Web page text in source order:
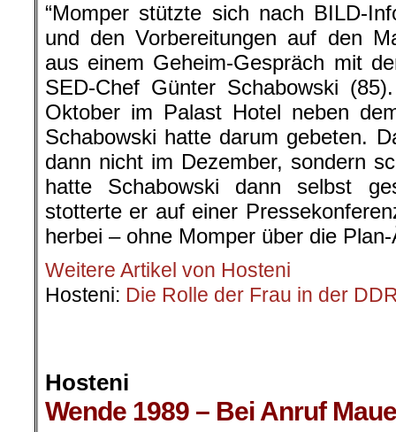
“Momper stützte sich nach BILD-
und den Vorbereitungen auf den
aus einem Geheim-Gespräch mit
SED-Chef Günter Schabowski
Oktober im Palast Hotel neben
Schabowski hatte darum gebeten.
dann nicht im Dezember, sondern
hatte Schabowski dann selbst
stotterte er auf einer
herbei – ohne Momper über die
Weitere Artikel von Hosteni
Hosteni: Die Rolle der Frau in der
Hosteni
Wende 1989 – Bei Anruf